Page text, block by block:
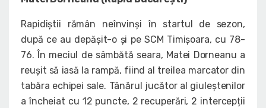
Rapidiștii rămân neînvinși în startul de sezon,
după ce au depășit-o și pe SCM Timișoara, cu 78-
76. În meciul de sâmbătă seara, Matei Dorneanu a
reușit să iasă la rampă, fiind al treilea marcator din
tabăra echipei sale. Tânărul jucător al giuleștenilor
a încheiat cu 12 puncte, 2 recuperări, 2 intercepții